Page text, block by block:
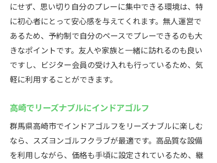
贅沢な空間で気軽にゴルフ
くつろぎながらゴルフを楽しむ
防犯カメラ完備の安心インドアゴルフ施設スズ
ヨン
安心安全なインドアゴルフ環境
高崎で安心して楽しむインドアゴルフ
安全性を重視したゴルフ施設選び
防犯カメラが完備されたゴルフ施設
高崎市の安全なゴルフ環境
にせず、思い切り自分のプレーに集中できる環境は、特
に初心者にとって安心感を与えてくれます。無人運営で
あるため、予約制で自分のペースでプレーできるのも大
きなポイントです。友人や家族と一緒に訪れるのも良い
ですし、ビジター会員の受け入れも行っているため、気
軽に利用することができます。
高崎でリーズナブルにインドアゴルフ
群馬県高崎市でインドアゴルフをリーズナブルに楽しむ
なら、スズヨンゴルフクラブが最適です。高品質な設備
を利用しながら、価格も手頃に設定されているため、継